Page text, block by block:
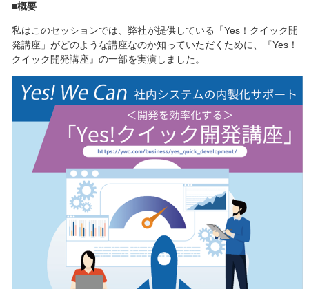
■概要
私はこのセッションでは、弊社が提供している「Yes！クイック開
発講座」がどのような講座なのか知っていただくために、『Yes！
クイック開発講座』の一部を実演しました。